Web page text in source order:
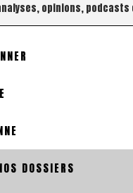
opinions, podcasts
DOSSIERS